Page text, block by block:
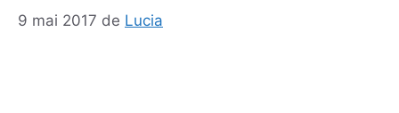
9 mai 2017 de Lucia